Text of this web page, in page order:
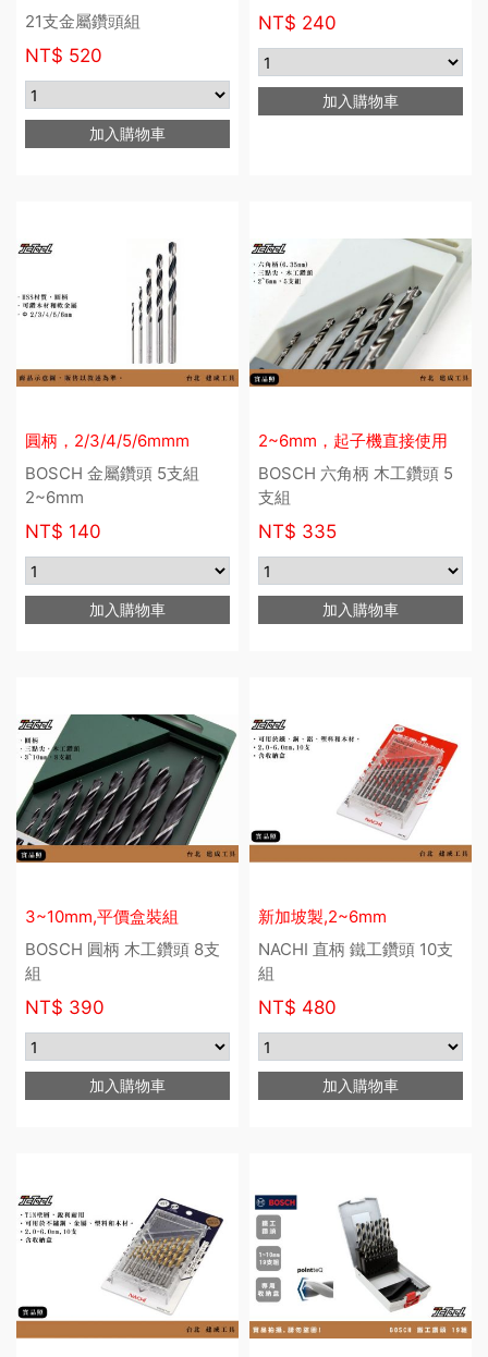
21支金屬鑽頭組
NT$ 520
加入購物車
NT$ 240
加入購物車
圓柄，2/3/4/5/6mmm
BOSCH 金屬鑽頭 5支組
2~6mm
NT$ 140
加入購物車
2~6mm，起子機直接使用
BOSCH 六角柄 木工鑽頭 5
支組
NT$ 335
加入購物車
3~10mm,平價盒裝組
BOSCH 圓柄 木工鑽頭 8支
組
NT$ 390
加入購物車
新加坡製,2~6mm
NACHI 直柄 鐵工鑽頭 10支
組
NT$ 480
加入購物車